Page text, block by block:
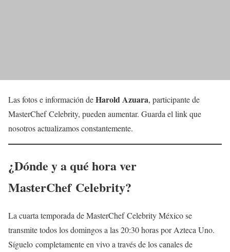
Las fotos e información deHarold Azuara, participante de
MasterChef Celebrity, pueden aumentar. Guarda el link que
nosotros actualizamos constantemente.
¿Dónde y a qué hora ver
MasterChef Celebrity?
La cuarta temporada de MasterChef Celebrity México se
transmite todos los domingos a las 20:30 horas por Azteca Uno.
Síguelo completamente en vivo a través de los canales de